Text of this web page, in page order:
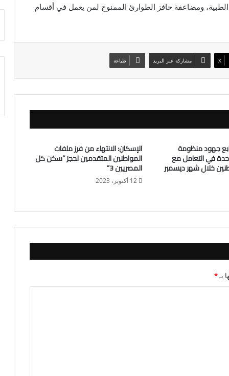
ومضاعفة حافز الطوارئ الممنوح لمن يعمل في أقسام
X مشاركة عبر البريد طباعة
جهود منظومة
في التعامل مع
خلال شهر ديسمبر
الإسكان: الانتهاء من فرز ملفات
المواطنين المتقدمين لحجز “سكن كل
المصريين 3”
12 أكتوبر، 2023
بـ*